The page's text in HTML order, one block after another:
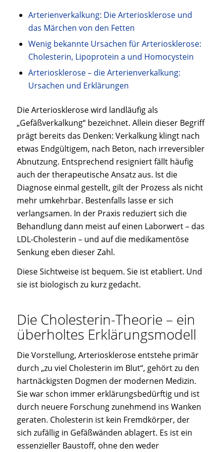
Arterienverkalkung: Die Arteriosklerose und
das Märchen von den Fetten
Wenig bekannte Ursachen für Arteriosklerose:
Cholesterin, Lipoprotein a und Homocystein
Arteriosklerose – die Arterienverkalkung:
Ursachen und Erklärungen
Die Arteriosklerose wird landläufig als
„Gefäßverkalkung“ bezeichnet. Allein dieser Begriff
prägt bereits das Denken: Verkalkung klingt nach
etwas Endgültigem, nach Beton, nach irreversibler
Abnutzung. Entsprechend resigniert fällt häufig
auch der therapeutische Ansatz aus. Ist die
Diagnose einmal gestellt, gilt der Prozess als nicht
mehr umkehrbar. Bestenfalls lasse er sich
verlangsamen. In der Praxis reduziert sich die
Behandlung dann meist auf einen Laborwert – das
LDL-Cholesterin – und auf die medikamentöse
Senkung eben dieser Zahl.
Diese Sichtweise ist bequem. Sie ist etabliert. Und
sie ist biologisch zu kurz gedacht.
Die Cholesterin-Theorie – ein
überholtes Erklärungsmodell
Die Vorstellung, Arteriosklerose entstehe primär
durch „zu viel Cholesterin im Blut“, gehört zu den
hartnäckigsten Dogmen der modernen Medizin.
Sie war schon immer erklärungsbedürftig und ist
durch neuere Forschung zunehmend ins Wanken
geraten. Cholesterin ist kein Fremdkörper, der
sich zufällig in Gefäßwänden ablagert. Es ist ein
essenzieller Baustoff, ohne den weder